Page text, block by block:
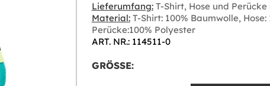
Lieferumfang:T-Shirt, Hose und Perücke
Material:T-Shirt: 100% Baumwolle, Hose:
Perücke:100% Polyester
ART. NR.: 114511-0
GRÖSSE: